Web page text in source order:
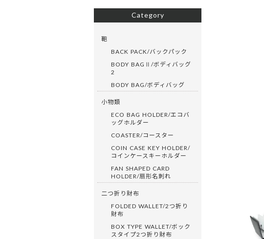
Category
鞄
BACK PACK/バックパック
BODY BAGⅡ/ボディバッグ
2
BODY BAG/ボディバッグ
小物類
ECO BAG HOLDER/エコバ
ッグホルダー
COASTER/コースター
COIN CASE KEY HOLDER/
コインケースキーホルダー
FAN SHAPED CARD
HOLDER/扇形名刺れ
二つ折り財布
FOLDED WALLET/2つ折り
財布
BOX TYPE WALLET/ボック
スタイプ2つ折り財布